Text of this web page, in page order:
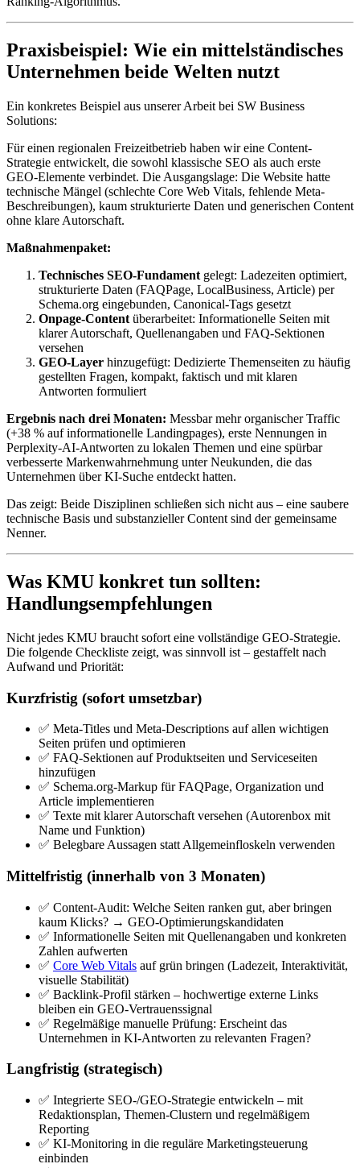
Praxisbeispiel: Wie ein mittelständisches
Unternehmen beide Welten nutzt
Ein konkretes Beispiel aus unserer Arbeit bei SW Business
Solutions:
Für einen regionalen Freizeitbetrieb haben wir eine Content-
Strategie entwickelt, die sowohl klassische SEO als auch erste
GEO-Elemente verbindet. Die Ausgangslage: Die Website hatte
technische Mängel (schlechte Core Web Vitals, fehlende Meta-
Beschreibungen), kaum strukturierte Daten und generischen Content
ohne klare Autorschaft.
Maßnahmenpaket:
Technisches SEO-Fundament gelegt: Ladezeiten optimiert,
strukturierte Daten (FAQPage, LocalBusiness, Article) per
Schema.org eingebunden, Canonical-Tags gesetzt
Onpage-Content überarbeitet: Informationelle Seiten mit
klarer Autorschaft, Quellenangaben und FAQ-Sektionen
versehen
GEO-Layer hinzugefügt: Dedizierte Themenseiten zu häufig
gestellten Fragen, kompakt, faktisch und mit klaren
Antworten formuliert
Ergebnis nach drei Monaten: Messbar mehr organischer Traffic
(+38 % auf informationelle Landingpages), erste Nennungen in
Perplexity-AI-Antworten zu lokalen Themen und eine spürbar
verbesserte Markenwahrnehmung unter Neukunden, die das
Unternehmen über KI-Suche entdeckt hatten.
Das zeigt: Beide Disziplinen schließen sich nicht aus – eine saubere
technische Basis und substanzieller Content sind der gemeinsame
Nenner.
Was KMU konkret tun sollten:
Handlungsempfehlungen
Nicht jedes KMU braucht sofort eine vollständige GEO-Strategie.
Die folgende Checkliste zeigt, was sinnvoll ist – gestaffelt nach
Aufwand und Priorität:
Kurzfristig (sofort umsetzbar)
✅ Meta-Titles und Meta-Descriptions auf allen wichtigen
Seiten prüfen und optimieren
✅ FAQ-Sektionen auf Produktseiten und Serviceseiten
hinzufügen
✅ Schema.org-Markup für FAQPage, Organization und
Article implementieren
✅ Texte mit klarer Autorschaft versehen (Autorenbox mit
Name und Funktion)
✅ Belegbare Aussagen statt Allgemeinfloskeln verwenden
Mittelfristig (innerhalb von 3 Monaten)
✅ Content-Audit: Welche Seiten ranken gut, aber bringen
kaum Klicks? → GEO-Optimierungskandidaten
✅ Informationelle Seiten mit Quellenangaben und konkreten
Zahlen aufwerten
✅ Core Web Vitals auf grün bringen (Ladezeit, Interaktivität,
visuelle Stabilität)
✅ Backlink-Profil stärken – hochwertige externe Links
bleiben ein GEO-Vertrauenssignal
✅ Regelmäßige manuelle Prüfung: Erscheint das
Unternehmen in KI-Antworten zu relevanten Fragen?
Langfristig (strategisch)
✅ Integrierte SEO-/GEO-Strategie entwickeln – mit
Redaktionsplan, Themen-Clustern und regelmäßigem
Reporting
✅ KI-Monitoring in die reguläre Marketingsteuerung
einbinden